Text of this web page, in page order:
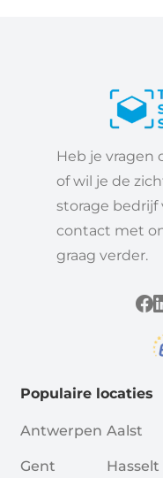
Heb je vragen
of wil je de
storage
contact met
graag verder.
Populaire locaties
Antwerpen
Gent
Aalst
Hasselt